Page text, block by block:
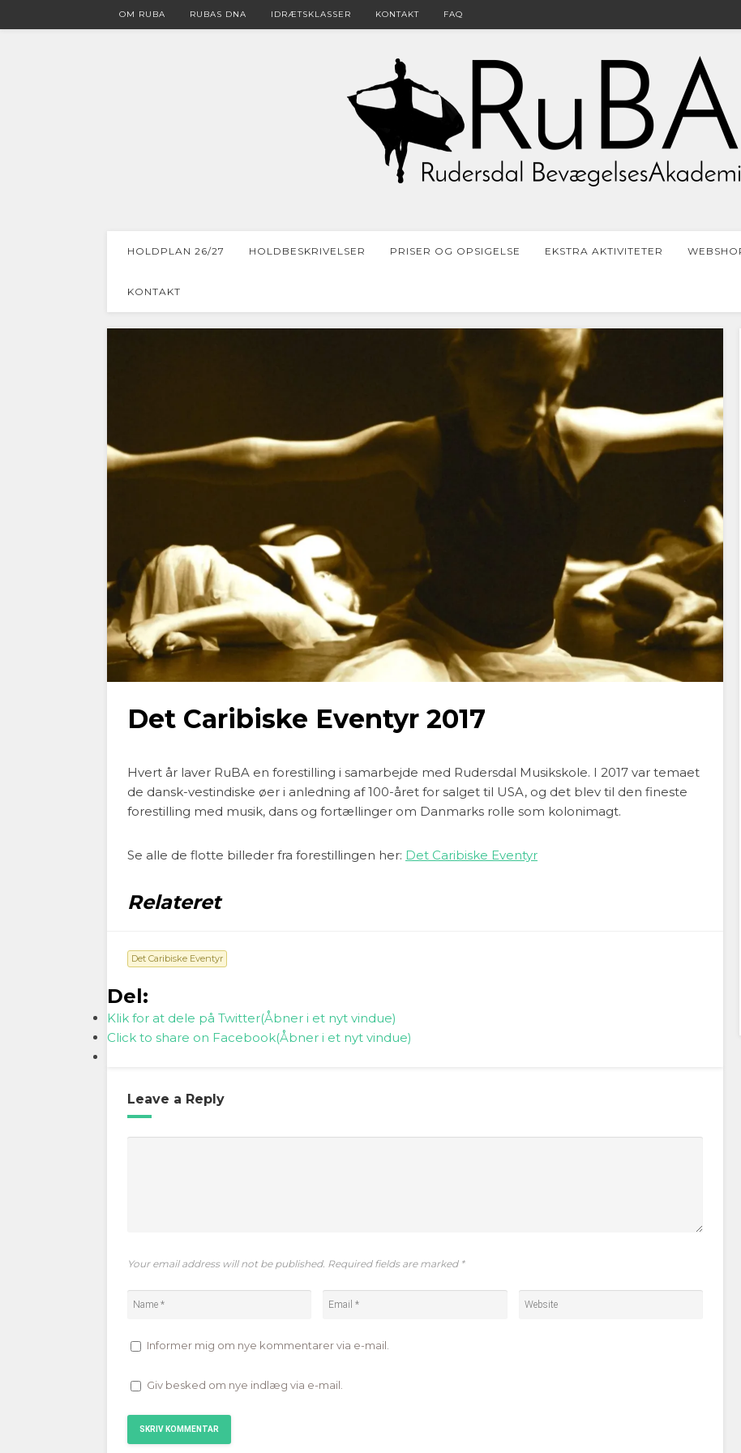
OM RUBA RUBAS DNA IDRÆTSKLASSER KONTAKT FAQ
HOLDPLAN 26/27 HOLDBESKRIVELSER PRISER OG OPSIGELSE EKSTRA AKTIVITETER
KONTAKT
Det Caribiske Eventyr 2017
Hvert år laver RuBA en forestilling i samarbejde med Rudersdal Musikskole. I 2017 var temaet
de dansk-vestindiske øer i anledning af 100-året for salget til USA, og det blev til den fineste
forestilling med musik, dans og fortællinger om Danmarks rolle som kolonimagt.
Se alle de flotte billeder fra forestillingen her: Det Caribiske Eventyr
Relateret
Det Caribiske Eventyr
Del:
Klik for at dele på Twitter(Åbner i et nyt vindue)
Click to share on Facebook(Åbner i et nyt vindue)
Leave a Reply
Your email address will not be published. Required fields are marked *
Informer mig om nye kommentarer via e-mail.
Giv besked om nye indlæg via e-mail.